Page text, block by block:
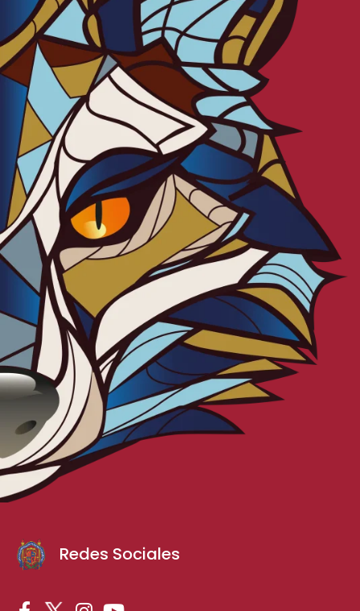
Redes Sociales